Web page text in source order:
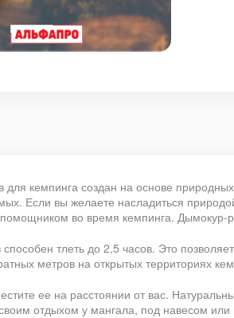
кемпинга создан на основе
Если вы желаете насладиться
во время кемпинга.
тлеть до 2,5 часов. Это
метров на открытых территориях
ее на расстоянии от вас.
отдыхом у мангала, под навесом